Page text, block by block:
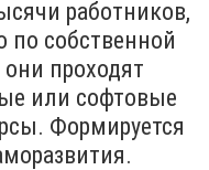
работников,
по собственной
проходят
или софтовые
Формируется